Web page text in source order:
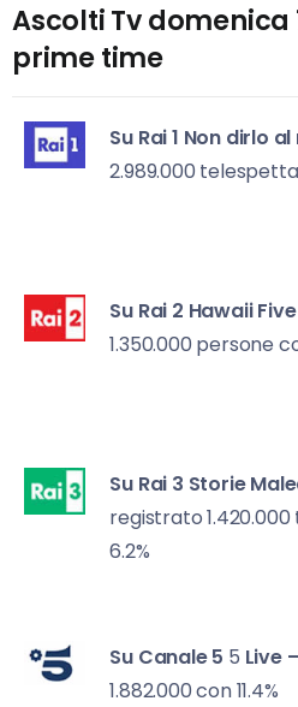
Ascolti Tv domenica
prime time
Su Rai 1 Non dirlo
2.989.000
Su Rai 2 Hawaii
1.350.000 persone
Su Rai 3 Storie
registrato
6.2%
Su Canale 5 5 Live
1.882.000 con 11.4%